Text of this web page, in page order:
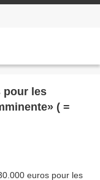
pour les
( =